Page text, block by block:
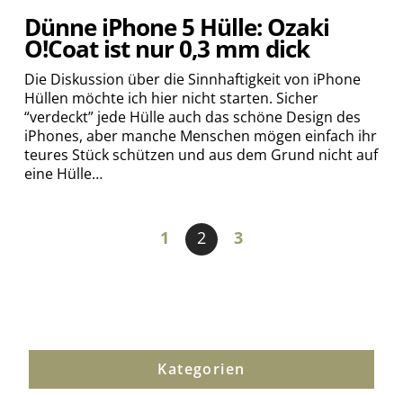
Dünne iPhone 5 Hülle: Ozaki
O!Coat ist nur 0,3 mm dick
Die Diskussion über die Sinnhaftigkeit von iPhone
Hüllen möchte ich hier nicht starten. Sicher
“verdeckt” jede Hülle auch das schöne Design des
iPhones, aber manche Menschen mögen einfach ihr
teures Stück schützen und aus dem Grund nicht auf
eine Hülle…
1 2 3
Kategorien